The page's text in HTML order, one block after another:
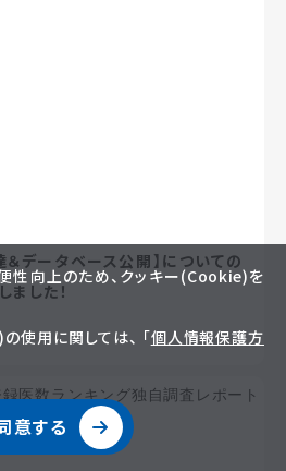
データベース公開】についての
ました！
性向上のため、クッキー(Cookie)を
使用に関しては、 「個人情報保護方
意する